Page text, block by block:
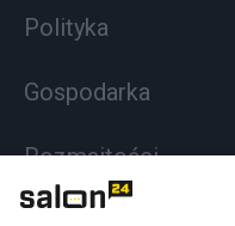
Polityka
Gospodarka
Rozmaitości